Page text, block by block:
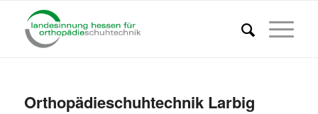
Orthopädieschuhtechnik Larbig